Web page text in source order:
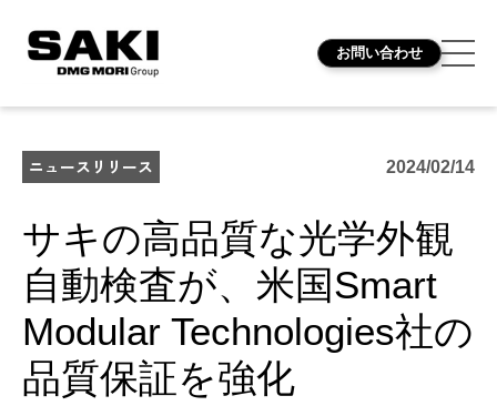
お問い合わせ
ニュースリリース 2024/02/14
サキの高品質な光学外観
自動検査が、米国Smart
Modular Technologies社の
品質保証を強化